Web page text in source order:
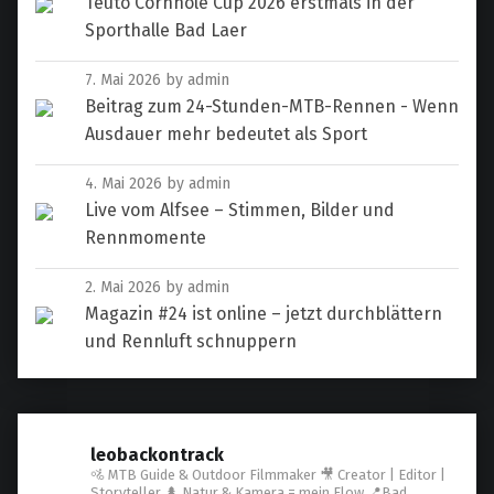
Sporthalle Bad Laer
7. Mai 2026 by admin
Beitrag zum 24-Stunden-MTB-Rennen - Wenn
Ausdauer mehr bedeutet als Sport
4. Mai 2026 by admin
Live vom Alfsee – Stimmen, Bilder und
Rennmomente
2. Mai 2026 by admin
Magazin #24 ist online – jetzt durchblättern
und Rennluft schnuppern
leobackontrack
🚵 MTB Guide & Outdoor Filmmaker 🎥 Creator | Editor |